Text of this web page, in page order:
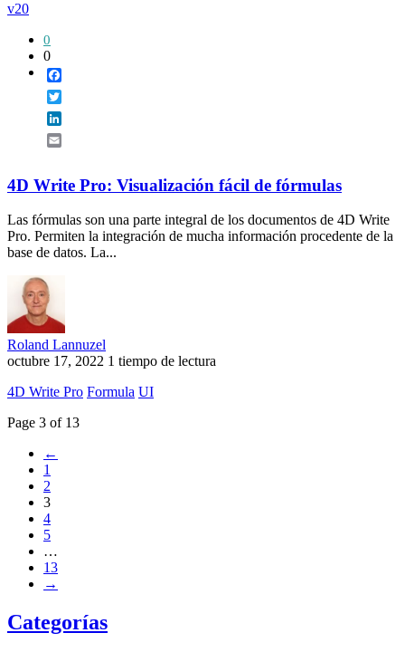
v20
0
0
4D Write Pro: Visualización fácil de fórmulas
Las fórmulas son una parte integral de los documentos de 4D Write
Pro. Permiten la integración de mucha información procedente de la
base de datos. La...
Roland Lannuzel
octubre 17, 2022 1 tiempo de lectura
4D Write Pro Formula UI
Page 3 of 13
←
1
2
3
4
5
…
13
→
Categorías